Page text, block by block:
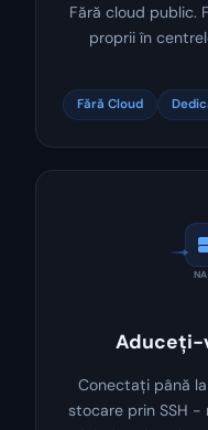
Fără cloud public.
proprii în
Fără Cloud
Aduceți-
Conectați până
stocare prin SSH -